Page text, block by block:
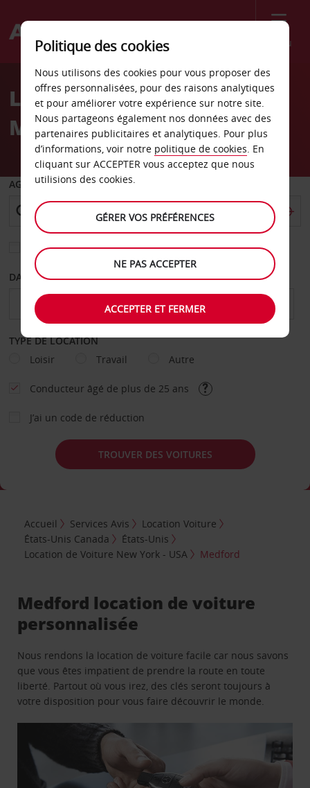
Menu
Welcome
AvisLocation de voiture
Medford
AGENCE DE DÉPART
Sélectionnez une autre agence de retour
DATE DE DÉPART DATE DE RETOUR
TYPE DE LOCATION
Loisir
Travail Autre
Conducteur âgé de plus de 25 ans
J’ai un code de réduction
TROUVER DES VOITURES
Accueil Services Avis
Location Voiture
États-Unis Canada
États-Unis
Location de Voiture New York - USA
Medford
Medford location de voiture
personnalisée
Nous rendons la location de voiture facile car nous savons
que vous êtes impatient de prendre la route en toute
liberté. Partout où vous irez, des clés seront toujours à
votre disposition pour vous faire découvrir le monde.
Politique des cookies
Nous utilisons des cookies pour vous proposer des
offres personnalisées, pour des raisons analytiques
et pour améliorer votre expérience sur notre site.
Nous partageons également nos données avec des
partenaires publicitaires et analytiques. Pour plus
d’informations, voir notre politique de cookies. En
cliquant sur ACCEPTER vous acceptez que nous
utilisions des cookies.
GÉRER VOS PRÉFÉRENCES
NE PAS ACCEPTER
ACCEPTER ET FERMER